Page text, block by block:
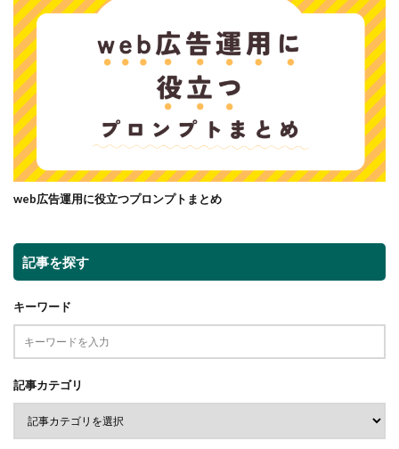
web広告運用に役立つプロンプトまとめ
記事を探す
キーワード
記事カテゴリ